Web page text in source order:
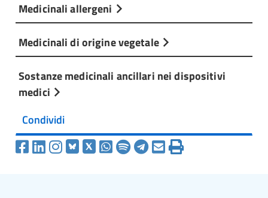
Medicinali allergeni
Medicinali di origine vegetale
Sostanze medicinali ancillari nei dispositivi
medici
Condividi